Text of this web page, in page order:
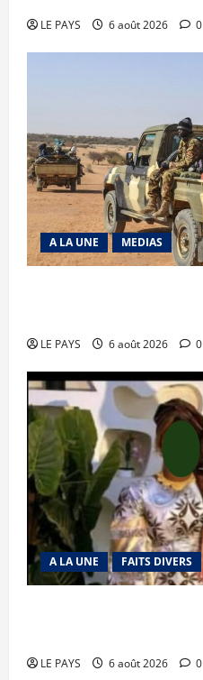
LE PAYS 6 août 2026 0
A LA UNE MEDIAS
LE PAYS 6 août 2026 0
A LA UNE FAITS DIVERS
LE PAYS 6 août 2026 0